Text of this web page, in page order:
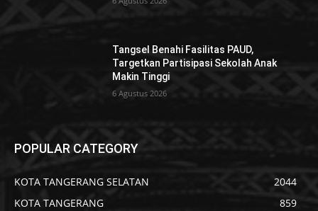
Tangsel Benahi Fasilitas PAUD,
Targetkan Partisipasi Sekolah Anak
Makin Tinggi
6 Agustus 2026
POPULAR CATEGORY
KOTA TANGERANG SELATAN
2044
KOTA TANGERANG
859